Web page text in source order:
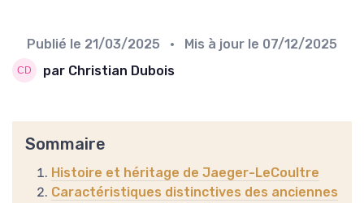
Publié le 21/03/2025 • Mis à jour le 07/12/2025
par Christian Dubois
Sommaire
Histoire et héritage de Jaeger-LeCoultre
Caractéristiques distinctives des anciennes